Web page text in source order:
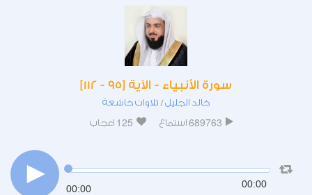
سورة الأنبياء - الآية [95 - 112]
خالد الجليل/ تلاوات خاشعة
689763 استماع 125 اعجاب
00:00 00:00